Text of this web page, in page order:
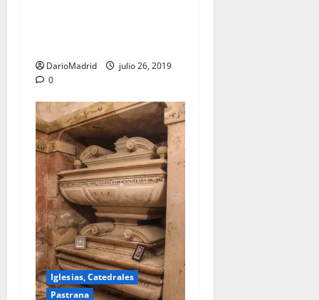
DarioMadrid
julio 26, 2019
0
Iglesias, Catedrales
Pastrana